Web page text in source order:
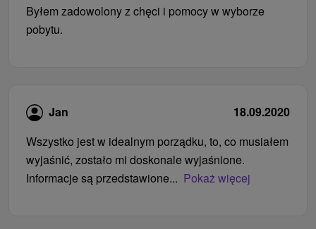
Byłem zadowolony z chęci i pomocy w wyborze
pobytu.
Jan
18.09.2020
Wszystko jest w idealnym porządku, to, co musiałem
wyjaśnić, zostało mi doskonale wyjaśnione.
Informacje są przedstawione... Pokaż więcej